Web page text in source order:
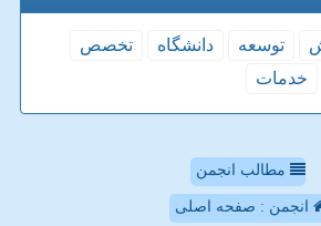
توسعه دانشگاه
تخصص
خدمات
مطالب انجمن
انجمن : صفحه اصلی